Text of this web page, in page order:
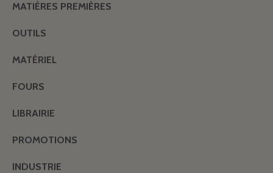
MATIÈRES PREMIÈRES
OUTILS
MATÉRIEL
FOURS
LIBRAIRIE
PROMOTIONS
INDUSTRIE